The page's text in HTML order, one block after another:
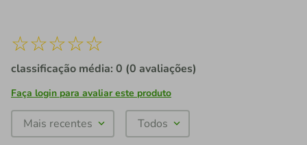
☆☆☆☆☆
classificação média: 0 (0 avaliações)
Faça login para avaliar este produto
Mais recentes Todos